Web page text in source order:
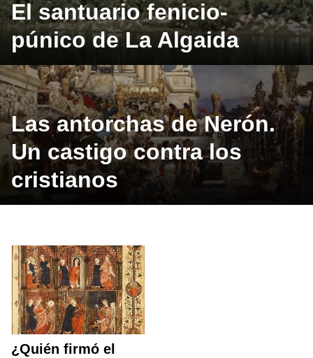
El santuario fenicio-
púnico de La Algaida
Las antorchas de Nerón.
Un castigo contra los
cristianos
¿Quién firmó el